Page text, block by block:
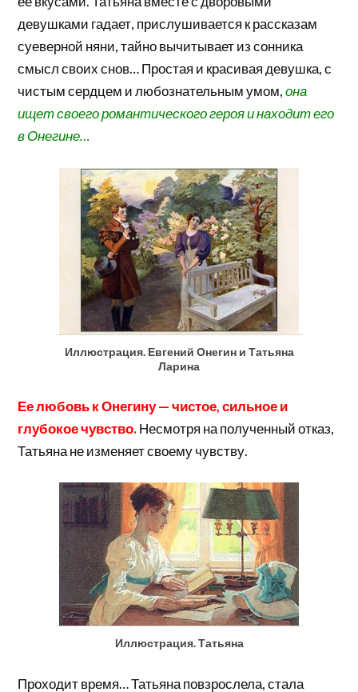
девушками гадает, прислушивается к рассказам
суеверной няни, тайно вычитывает из сонника
смысл своих снов… Простая и красивая девушка, с
чистым сердцем и любознательным умом,она
ищет своего романтического героя и находит его
в Онегине…
Иллюстрация. Евгений Онегин и Татьяна
Ларина
Ее любовь к Онегину — чистое, сильное и
глубокое чувство.Несмотря на полученный отказ,
Татьяна не изменяет своему чувству.
Иллюстрация. Татьяна
Проходит время… Татьяна повзрослела, стала